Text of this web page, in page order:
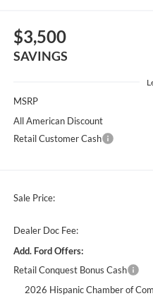
$3,500
SAVINGS
MSRP
All American Discount
Retail Customer Cash
Sale Price:
Dealer Doc Fee:
Add. Ford Offers:
Retail Conquest Bonus Cash
2026 Hispanic Chamber of